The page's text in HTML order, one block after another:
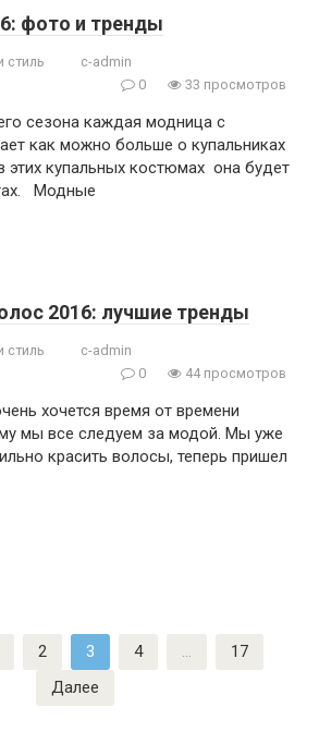
фото и тренды
стиль
c-admin
0
33 просмотров
сезона каждая модница с
как можно больше о купальниках
этих купальных костюмах она будет
Модные
2016: лучшие тренды
стиль
c-admin
0
44 просмотров
хочется время от времени
мы все следуем за модой. Мы уже
красить волосы, теперь пришел
2 3 4 …
17
Далее